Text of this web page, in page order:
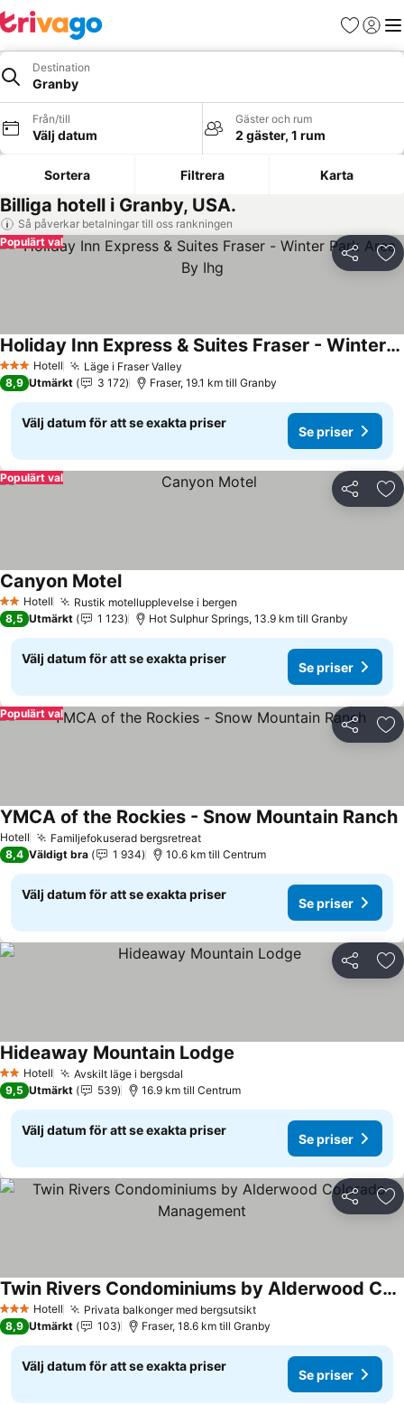
Favoriter
Logga
Destination
Granby
Från/till
Välj datum
Gäster och rum
2 gäster, 1 rum
Sortera Filtrera Karta
Billiga hotell i Granby, USA.
Så påverkar betalningar till oss rankningen
Dela
Populärt val
3 StjärnorHotell Läge i Fraser Valley
Holiday Inn Express & Suites Fraser - Winter Park Area By Ihg
8,9 Utmärkt 3 172 Fraser, 19.1 km till Granby
Välj datum för att se exakta priser
Se priser
Dela
Populärt val
2 Stjärnor
Hotell Rustik motellupplevelse i bergen
Canyon Motel
8,5 Utmärkt 1 123 Hot Sulphur Springs, 13.9 km till Granby
Välj datum för att se exakta priser
Se priser
Dela
Populärt val
Hotell Familjefokuserad bergsretreat
YMCA of the Rockies - Snow Mountain Ranch
8,4 Väldigt bra 1 934 10.6 km till Centrum
Välj datum för att se exakta priser
Se priser
Dela
2 Stjärnor
Hotell Avskilt läge i bergsdal
Hideaway Mountain Lodge
9,5 Utmärkt 539 16.9 km till Centrum
Välj datum för att se exakta priser
Se priser
Dela
3 StjärnorHotell Privata balkonger med bergsutsikt
Twin Rivers Condominiums by Alderwood Colorado Management
8,9 Utmärkt 103 Fraser, 18.6 km till Granby
Välj datum för att se exakta priser
Se priser